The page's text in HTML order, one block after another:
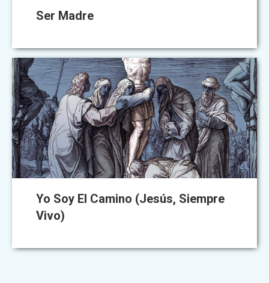
Ser Madre
Yo Soy El Camino (Jesús, Siempre
Vivo)